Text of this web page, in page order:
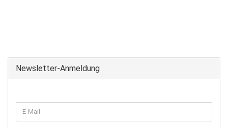
Newsletter-Anmeldung